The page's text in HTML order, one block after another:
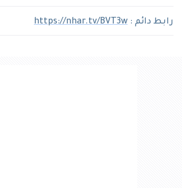
رابط دائم : https://nhar.tv/BVT3w